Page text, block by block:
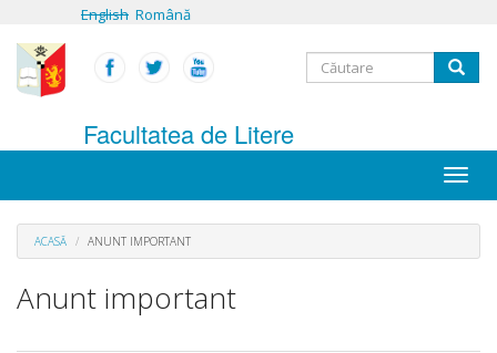
conţinutul
principal
English Română
Formular
căutare
Facultatea de Litere
Toggle
ACASĂ ANUNT IMPORTANT
Anunt important